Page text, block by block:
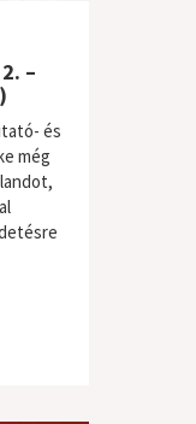
–
és
még